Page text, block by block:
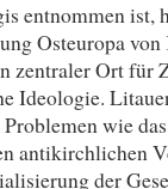
entnommen ist,
Osteuropa
zentraler Ort für
Ideologie.
Problemen wie
antikirchlichen
der